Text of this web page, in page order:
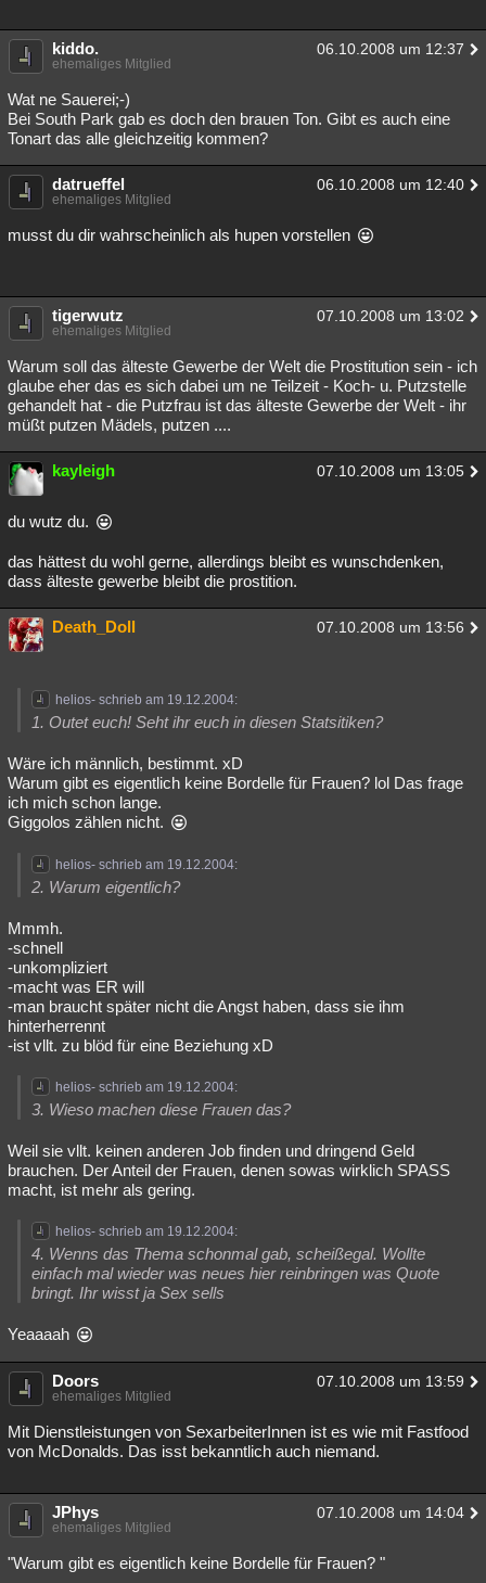
kiddo. 06.10.2008 um 12:37
ehemaliges Mitglied
Wat ne Sauerei;-)
Bei South Park gab es doch den brauen Ton. Gibt es auch eine
Tonart das alle gleichzeitig kommen?
datrueffel 06.10.2008 um 12:40
ehemaliges Mitglied
musst du dir wahrscheinlich als hupen vorstellen
tigerwutz 07.10.2008 um 13:02
ehemaliges Mitglied
Warum soll das älteste Gewerbe der Welt die Prostitution sein - ich
glaube eher das es sich dabei um ne Teilzeit - Koch- u. Putzstelle
gehandelt hat - die Putzfrau ist das älteste Gewerbe der Welt - ihr
müßt putzen Mädels, putzen ....
kayleigh 07.10.2008 um 13:05
du wutz du.
das hättest du wohl gerne, allerdings bleibt es wunschdenken,
dass älteste gewerbe bleibt die prostition.
Death_Doll 07.10.2008 um 13:56
helios- schrieb am 19.12.2004:
1. Outet euch! Seht ihr euch in diesen Statsitiken?
Wäre ich männlich, bestimmt. xD
Warum gibt es eigentlich keine Bordelle für Frauen? lol Das frage
ich mich schon lange.
Giggolos zählen nicht.
helios- schrieb am 19.12.2004:
2. Warum eigentlich?
Mmmh.
-schnell
-unkompliziert
-macht was ER will
-man braucht später nicht die Angst haben, dass sie ihm
hinterherrennt
-ist vllt. zu blöd für eine Beziehung xD
helios- schrieb am 19.12.2004:
3. Wieso machen diese Frauen das?
Weil sie vllt. keinen anderen Job finden und dringend Geld
brauchen. Der Anteil der Frauen, denen sowas wirklich SPASS
macht, ist mehr als gering.
helios- schrieb am 19.12.2004:
4. Wenns das Thema schonmal gab, scheißegal. Wollte
einfach mal wieder was neues hier reinbringen was Quote
bringt. Ihr wisst ja Sex sells
Yeaaaah
Doors 07.10.2008 um 13:59
ehemaliges Mitglied
Mit Dienstleistungen von SexarbeiterInnen ist es wie mit Fastfood
von McDonalds. Das isst bekanntlich auch niemand.
JPhys 07.10.2008 um 14:04
ehemaliges Mitglied
"Warum gibt es eigentlich keine Bordelle für Frauen? "